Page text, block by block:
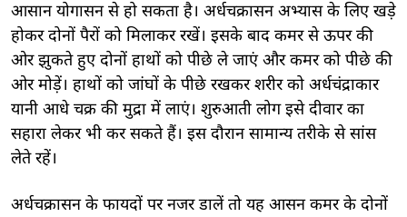
आसान योगासन से हो सकता है। अर्धचक्रासन अभ्यास के लिए खड़े
होकर दोनों पैरों को मिलाकर रखें। इसके बाद कमर से ऊपर की
ओर झुकते हुए दोनों हाथों को पीछे ले जाएं और कमर को पीछे की
ओर मोड़ें। हाथों को जांघों के पीछे रखकर शरीर को अर्धचंद्राकार
यानी आधे चक्र की मुद्रा में लाएं। शुरुआती लोग इसे दीवार का
सहारा लेकर भी कर सकते हैं। इस दौरान सामान्य तरीके से सांस
लेते रहें।
अर्धचक्रासन के फायदों पर नजर डालें तो यह आसन कमर के दोनों